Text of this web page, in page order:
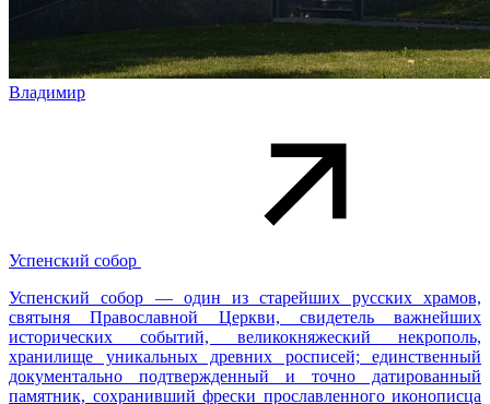
Владимир
Успенский собор
Успенский собор — один из старейших русских храмов,
святыня Православной Церкви, свидетель важнейших
исторических событий, великокняжеский некрополь,
хранилище уникальных древних росписей; единственный
документально подтвержденный и точно датированный
памятник, сохранивший фрески прославленного иконописца